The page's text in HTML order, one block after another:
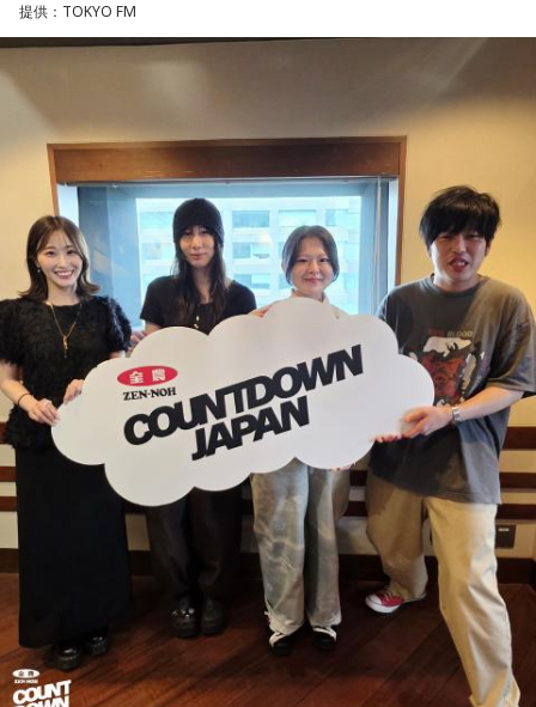
山田「球速がすごくて、僕も追いつけるように頑張ります」
2試合に登板してみていかがですか？
山田「自分の持ち味が出せて抑えられることができたので、
そこは1番よかったのかなと思います。試合で投げる、野球が
できる感謝というのも再び感じることができましたし、野球
が楽しかったですね」
――今シーズンの登板はまだ2試合ですが、ヒットを1本も打
たれていないです。
山田「そうなんですか？ 何の意識もしていないです（笑）。
1イニングを無失点で抑える。どれだけピンチを作っても無失
点で抑えるというのが中継ぎの仕事なので、それができたと
いうのは本当にいいことなのかなと思います」
※インタビュアー：文化放送・斉藤一美アナウンサー
◎メールテーマ『鬼事』
TVアニメ『逃げ上手の若君』第2期オープニングテーマ「鬼
事」。中島健人はこの「鬼事」を「日々のイラッとした出来
事」や「心がザワザワした、モヤモヤした事」を表す言葉と
してカジュアルに使っています。そんな、あなたの周りで起
きた「鬼事」を教えてください。
中島健人が、どう立ち回ればよかったのか手を差し伸べま
す。
※ メールの件名は「鬼事」でお願いします。
◎コーナー『人生アイズ相談ドラゴン』
「仕事場の上司、良い人なんだけどここが好きになれなく
て…」
「友人と遊んだ時に言われたあの一言がずっとモヤモヤして
「優柔不断な性格のせいで、こんな事が…」
あなたの人生相談を送ってください。その相談を受け、中島
健人が遊戯王の話をします。
※ メールの件名は「決闘」でお願いします。
提供：TOKYO FM